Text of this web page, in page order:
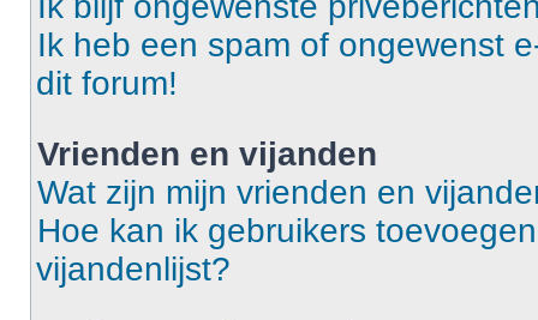
Ik heb een spam of ongewenst
dit forum!
Vrienden en vijanden
Wat zijn mijn vrienden en
Hoe kan ik gebruikers
vijandenlijst?